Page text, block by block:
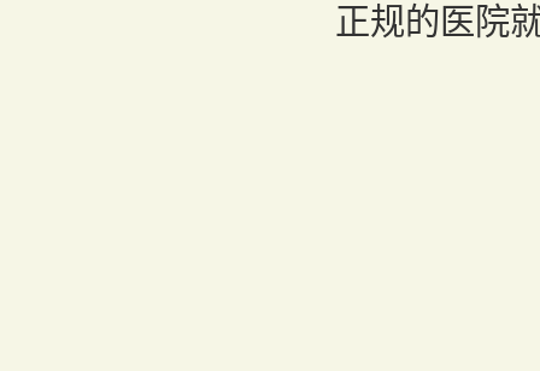
正规的医院